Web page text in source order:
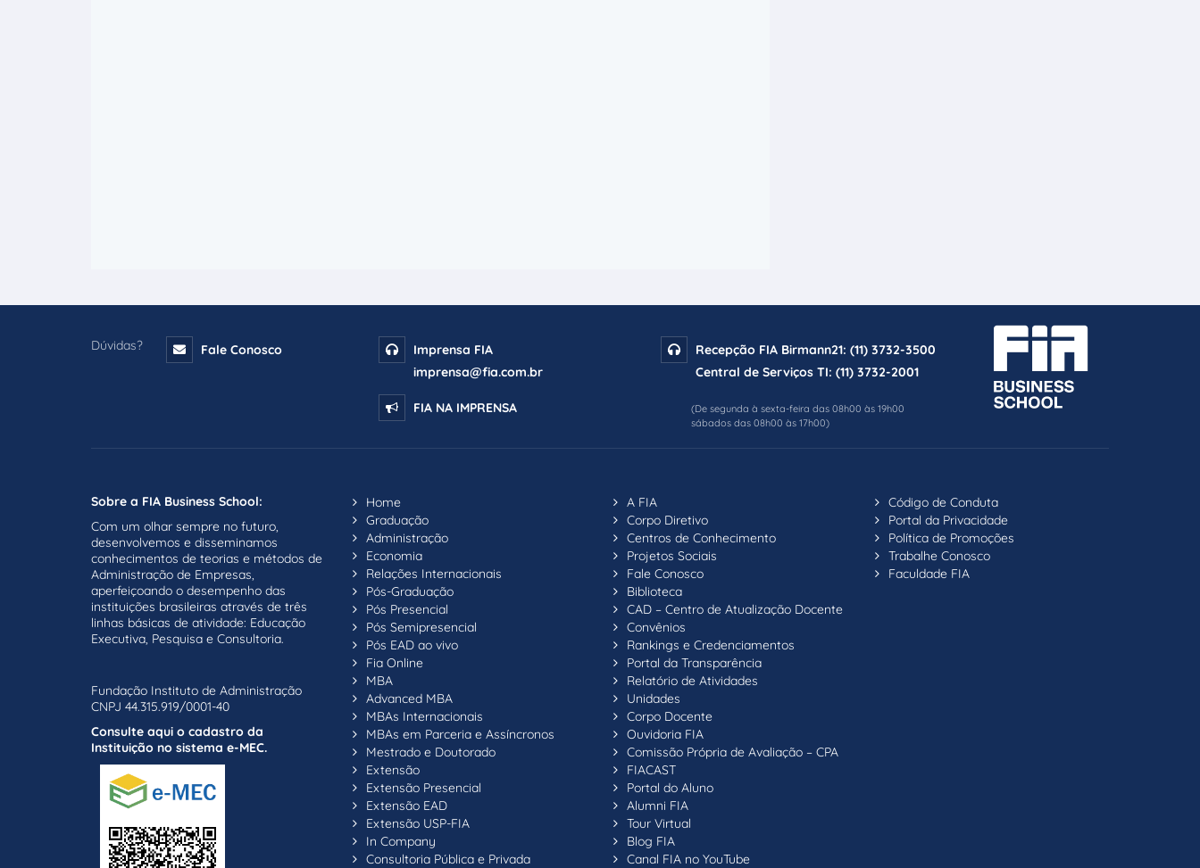
Dúvidas? Fale Conosco
Imprensa FIA
imprensa@fia.com.br
FIA NA IMPRENSA
Recepção FIA Birmann21:(11) 3732-3500
Central de Serviços TI:(11) 3732-2001
(De segunda à sexta-feira das 08h00 às 19h00
sábados das 08h00 às 17h00)
Sobre a FIA Business School:
Com um olhar sempre no futuro,
desenvolvemos e disseminamos
conhecimentos de teorias e métodos de
Administração de Empresas,
aperfeiçoando o desempenho das
instituições brasileiras através de três
linhas básicas de atividade: Educação
Executiva, Pesquisa e Consultoria.
Fundação Instituto de Administração
CNPJ 44.315.919/0001-40
Consulte aqui o cadastro da
Instituição no sistema e-MEC.
Home
Graduação
Administração
Economia
Relações Internacionais
Pós-Graduação
Pós Presencial
Pós Semipresencial
Pós EAD ao vivo
Fia Online
MBA
Advanced MBA
MBAs Internacionais
MBAs em Parceria e Assíncronos
Mestrado e Doutorado
Extensão
Extensão Presencial
Extensão EAD
Extensão USP-FIA
In Company
Consultoria Pública e Privada
A FIA
Corpo Diretivo
Centros de Conhecimento
Projetos Sociais
Fale Conosco
Biblioteca
CAD – Centro de Atualização Docente
Convênios
Rankings e Credenciamentos
Portal da Transparência
Relatório de Atividades
Unidades
Corpo Docente
Ouvidoria FIA
Comissão Própria de Avaliação – CPA
FIACAST
Portal do Aluno
Alumni FIA
Tour Virtual
Blog FIA
Canal FIA no YouTube
Código de Conduta
Portal da Privacidade
Política de Promoções
Trabalhe Conosco
Faculdade FIA